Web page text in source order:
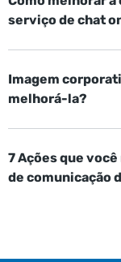
serviço de chat
Imagem
melhorá-la?
7 Ações que
de comunicação